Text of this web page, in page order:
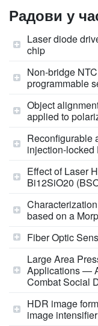
Радови у
Laser diode
chip
Non-bridge
programmable
Object
applied to
Reconfigurable
injection-locked
Effect of Laser
Bi12SiO20
based on a
Fiber Optic
Large Area
Applications —
Combat Social
HDR image
image intensifier